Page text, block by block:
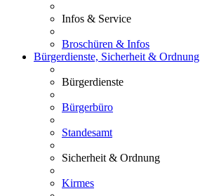
Infos & Service
Broschüren & Infos
Bürgerdienste, Sicherheit & Ordnung
Bürgerdienste
Bürgerbüro
Standesamt
Sicherheit & Ordnung
Kirmes